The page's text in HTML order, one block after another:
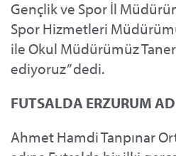
Gençlik ve Spor İl
Spor Hizmetleri
ile Okul Müdürümüz
ediyoruz” dedi.
FUTSALDA ERZURUM
Ahmet Hamdi Tanpınar